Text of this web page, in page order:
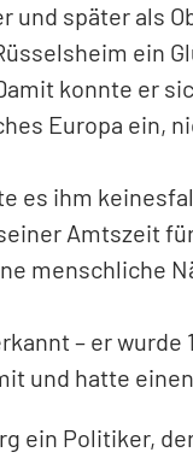
später als
ein
konnte er
Europa ein,
es ihm
Amtszeit
menschliche
– er
und hatte
ein Politiker,